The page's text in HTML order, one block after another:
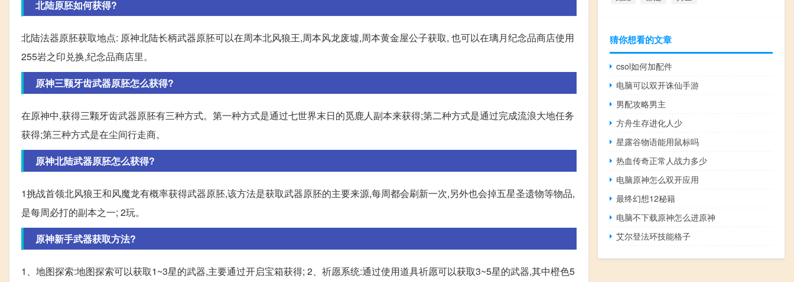
北陆原胚如何获得?
北陆法器原胚获取地点: 原神北陆长柄武器原胚可以在周本北风狼王,周本风龙废墟,周本黄金屋公子获取, 也可以在璃月纪念品商店使用
255岩之印兑换,纪念品商店里。
原神三颗牙齿武器原胚怎么获得?
在原神中,获得三颗牙齿武器原胚有三种方式。第一种方式是通过七世界末日的觅鹿人副本来获得;第二种方式是通过完成流浪大地任务
获得;第三种方式是在尘间行走商。
原神北陆武器原胚怎么获得?
1挑战首领北风狼王和风魔龙有概率获得武器原胚,该方法是获取武器原胚的主要来源,每周都会刷新一次,另外也会掉五星圣遗物等物品,
是每周必打的副本之一; 2玩。
原神新手武器获取方法?
1、地图探索:地图探索可以获取1~3星的武器,主要通过开启宝箱获得; 2、祈愿系统:通过使用道具祈愿可以获取3~5星的武器,其中橙色5
猜你想看的文章
csol如何加配件
电脑可以双开诛仙手游
男配攻略男主
方舟生存进化人少
星露谷物语能用鼠标吗
热血传奇正常人战力多少
电脑原神怎么双开应用
最终幻想12秘籍
电脑不下载原神怎么进原神
艾尔登法环技能格子